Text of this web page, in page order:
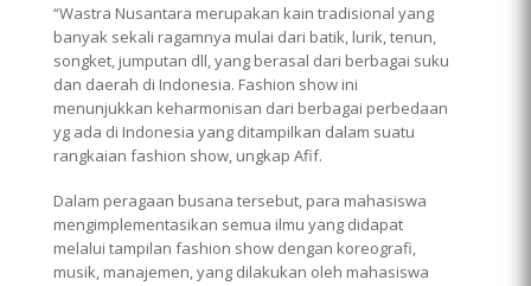
“Wastra Nusantara merupakan kain tradisional yang
banyak sekali ragamnya mulai dari batik, lurik, tenun,
songket, jumputan dll, yang berasal dari berbagai suku
dan daerah di Indonesia. Fashion show ini
menunjukkan keharmonisan dari berbagai perbedaan
yg ada di Indonesia yang ditampilkan dalam suatu
rangkaian fashion show, ungkap Afif.
Dalam peragaan busana tersebut, para mahasiswa
mengimplementasikan semua ilmu yang didapat
melalui tampilan fashion show dengan koreografi,
musik, manajemen, yang dilakukan oleh mahasiswa